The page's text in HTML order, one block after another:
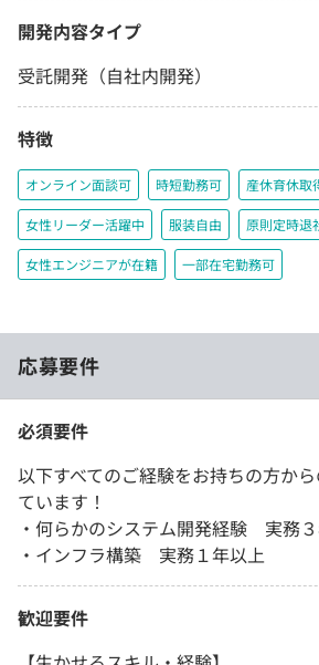
開発内容タイプ
受託開発（自社内開発）
特徴
オンライン面談可 時短勤務可 産休育休取
女性リーダー活躍中 服装自由 原則定時退
女性エンジニアが在籍 一部在宅勤務可
応募要件
必須要件
以下すべてのご経験をお持ちの方か
ています！
・何らかのシステム開発経験 実務
・インフラ構築 実務１年以上
歓迎要件